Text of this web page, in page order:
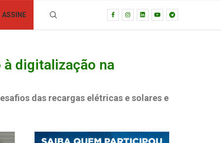
ASSINE
digitalização na
das recargas elétricas e solares e